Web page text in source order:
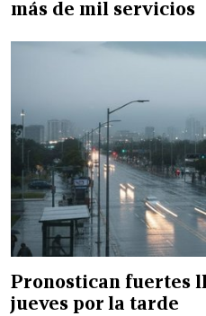
más de mil servicios
Pronostican fuertes
jueves por la tarde